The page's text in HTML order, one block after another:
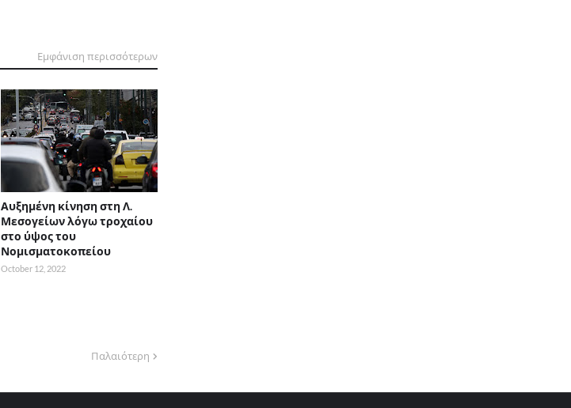
Εμφάνιση περισσότερων
Αυξημένη κίνηση στη Λ.
Μεσογείων λόγω τροχαίου
στο ύψος του
Νομισματοκοπείου
October 12, 2022
Παλαιότερη